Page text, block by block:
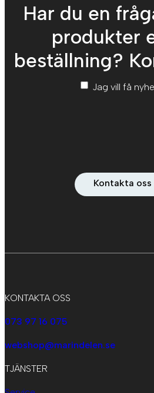
Har du en
produkter
beställning?
Nyhetsbrev*
Jag vill få
Kontakta oss
KONTAKTA OSS
073 97 16 075
webshop@marindelen.se
TJÄNSTER